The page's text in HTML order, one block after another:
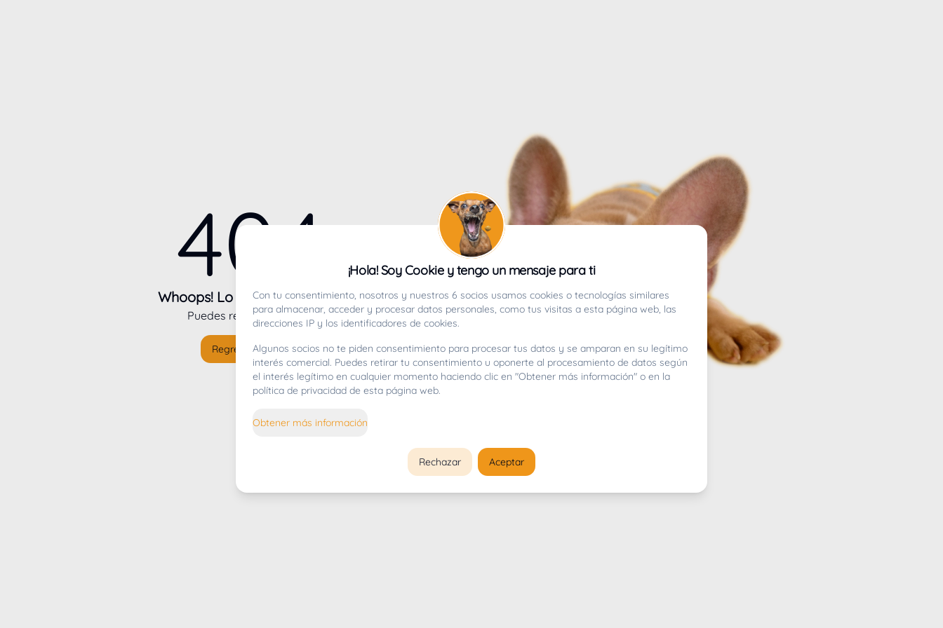
404
Whoops! Lo sentimos mucho.
Puedes regresar alinicio
Regresar al inicio
¡Hola! Soy Cookie y tengo un mensaje para ti
Con tu consentimiento, nosotros y nuestros 6 socios usamos cookies o tecnologías similares
para almacenar, acceder y procesar datos personales, como tus visitas a esta página web, las
direcciones IP y los identificadores de cookies.
Algunos socios no te piden consentimiento para procesar tus datos y se amparan en su legítimo
interés comercial. Puedes retirar tu consentimiento u oponerte al procesamiento de datos según
el interés legítimo en cualquier momento haciendo clic en "Obtener más información" o en la
política de privacidad de esta página web.
Obtener más información
Rechazar Aceptar